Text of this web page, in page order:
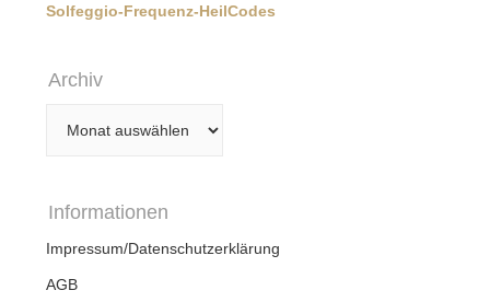
Solfeggio-Frequenz-HeilCodes
Archiv
Informationen
Impressum/Datenschutzerklärung
AGB